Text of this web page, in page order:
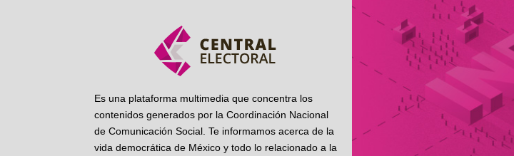
Es una plataforma multimedia que concentra los
contenidos generados por la Coordinación Nacional
de Comunicación Social. Te informamos acerca de la
vida democrática de México y todo lo relacionado a la